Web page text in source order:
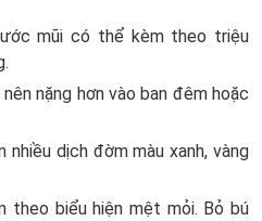
mũi có thể kèm theo triệu
nặng hơn vào ban đêm hoặc
dịch đờm màu xanh, vàng
theo biểu hiện mệt mỏi. Bỏ bú